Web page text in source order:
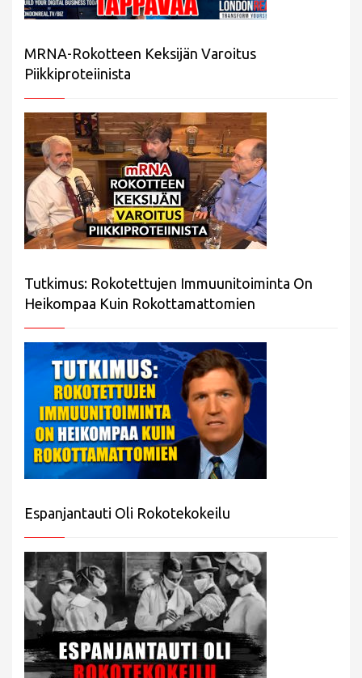
MRNA-Rokotteen Keksijän Varoitus
Piikkiproteiinista
Tutkimus: Rokotettujen Immuunitoiminta On
Heikompaa Kuin Rokottamattomien
Espanjantauti Oli Rokotekokeilu